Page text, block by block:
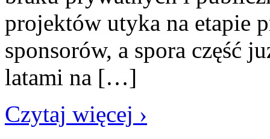
projektów utyka na etapie
sponsorów, a spora część
latami na […]
Czytaj więcej ›